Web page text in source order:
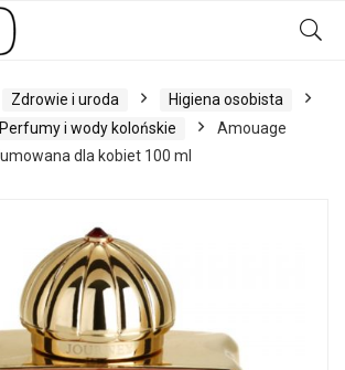
Zdrowie i uroda
Higiena osobista
Perfumy i wody kolońskie
Amouage
dla kobiet 100 ml